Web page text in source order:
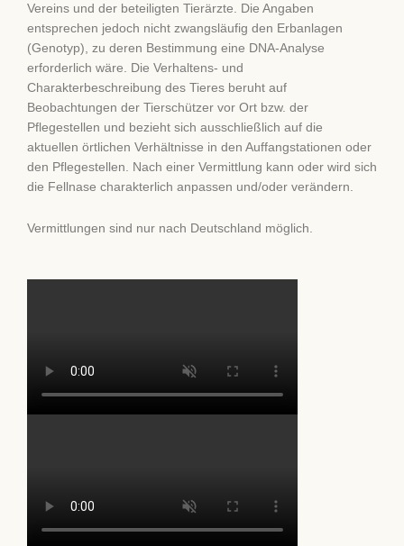
Vereins und der beteiligten Tierärzte. Die Angaben
entsprechen jedoch nicht zwangsläufig den Erbanlagen
(Genotyp), zu deren Bestimmung eine DNA-Analyse
erforderlich wäre. Die Verhaltens- und
Charakterbeschreibung des Tieres beruht auf
Beobachtungen der Tierschützer vor Ort bzw. der
Pflegestellen und bezieht sich ausschließlich auf die
aktuellen örtlichen Verhältnisse in den Auffangstationen oder
den Pflegestellen. Nach einer Vermittlung kann oder wird sich
die Fellnase charakterlich anpassen und/oder verändern.
Vermittlungen sind nur nach Deutschland möglich.